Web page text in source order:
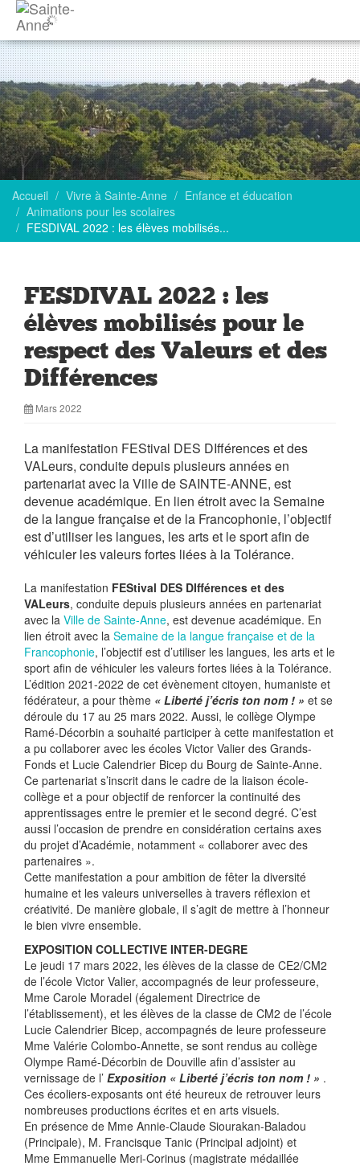
Accueil Vivre à Sainte-Anne
Enfance et éducation
Animations pour les scolaires
FESDIVAL 2022 : les élèves mobilisés...
FESDIVAL 2022 : les
élèves mobilisés pour le
respect des Valeurs et des
Différences
Mars 2022
La manifestation FEStival DES DIfférences et des
VALeurs, conduite depuis plusieurs années en
partenariat avec la Ville de SAINTE-ANNE, est
devenue académique. En lien étroit avec la Semaine
de la langue française et de la Francophonie, l’objectif
est d’utiliser les langues, les arts et le sport afin de
véhiculer les valeurs fortes liées à la Tolérance.
La manifestation FEStival DES DIfférences et des
VALeurs, conduite depuis plusieurs années en partenariat
avec la Ville de Sainte-Anne, est devenue académique. En
lien étroit avec la Semaine de la langue française et de la
Francophonie, l’objectif est d’utiliser les langues, les arts et le
sport afin de véhiculer les valeurs fortes liées à la Tolérance.
L’édition 2021-2022 de cet évènement citoyen, humaniste et
fédérateur, a pour thème « Liberté j’écris ton nom ! » et se
déroule du 17 au 25 mars 2022. Aussi, le collège Olympe
Ramé-Décorbin a souhaité participer à cette manifestation et
a pu collaborer avec les écoles Victor Valier des Grands-
Fonds et Lucie Calendrier Bicep du Bourg de Sainte-Anne.
Ce partenariat s’inscrit dans le cadre de la liaison école-
collège et a pour objectif de renforcer la continuité des
apprentissages entre le premier et le second degré. C’est
aussi l’occasion de prendre en considération certains axes
du projet d’Académie, notamment « collaborer avec des
partenaires ».
Cette manifestation a pour ambition de fêter la diversité
humaine et les valeurs universelles à travers réflexion et
créativité. De manière globale, il s’agit de mettre à l’honneur
le bien vivre ensemble.
EXPOSITION COLLECTIVE INTER-DEGRE
Le jeudi 17 mars 2022, les élèves de la classe de CE2/CM2
de l’école Victor Valier, accompagnés de leur professeure,
Mme Carole Moradel (également Directrice de
l’établissement), et les élèves de la classe de CM2 de l’école
Lucie Calendrier Bicep, accompagnés de leure professeure
Mme Valérie Colombo-Annette, se sont rendus au collège
Olympe Ramé-Décorbin de Douville afin d’assister au
vernissage de l’ Exposition « Liberté j’écris ton nom ! » .
Ces écoliers-exposants ont été heureux de retrouver leurs
nombreuses productions écrites et en arts visuels.
En présence de Mme Annie-Claude Siourakan-Baladou
(Principale), M. Francisque Tanic (Principal adjoint) et
Mme Emmanuelle Meri-Corinus (magistrate médaillée